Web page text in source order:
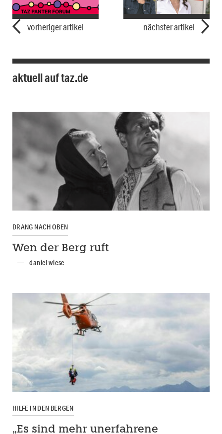
vorheriger artikel nächster artikel
aktuell auf taz.de
DRANG NACH OBEN
Wen der Berg ruft
daniel wiese
HILFE IN DEN BERGEN
„Es sind mehr unerfahrene